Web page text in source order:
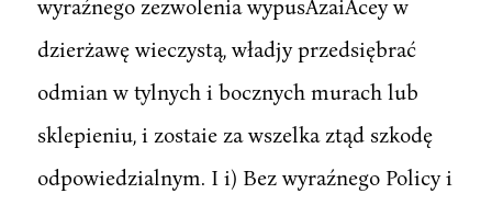
wyraźnego zezwolenia wypusAzaiAcey w
dzierżawę wieczystą, władjy przedsiębrać
odmian w tylnych i bocznych murach lub
sklepieniu, i zostaie za wszelka ztąd szkodę
odpowiedzialnym. I i) Bez wyraźnego Policy i